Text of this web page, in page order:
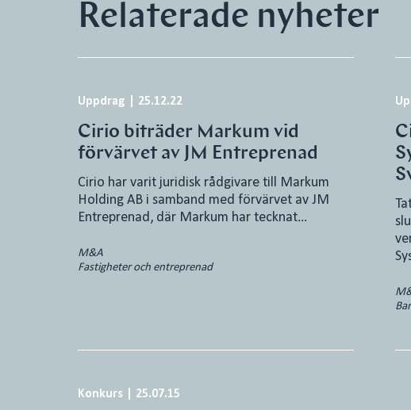
Relaterade nyheter
Uppdrag 25.12.22
Cirio biträder Markum vid
förvärvet av JM Entreprenad
Cirio har varit juridisk rådgivare till Markum
Holding AB i samband med förvärvet av JM
Entreprenad, där Markum har tecknat…
M&A
Fastigheter och entreprenad
Konkurs 25.07.15